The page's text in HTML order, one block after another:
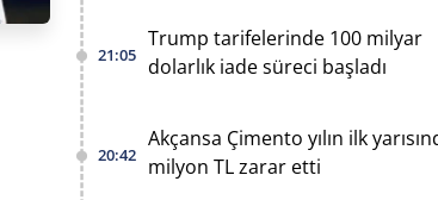
21:05
Trump tarifelerinde 100 milyar
dolarlık iade süreci başladı
20:42
Akçansa Çimento yılın ilk
milyon TL zarar etti